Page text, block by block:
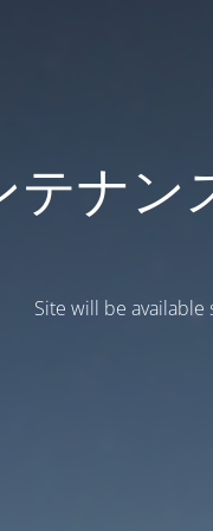
テナン
Site will be available